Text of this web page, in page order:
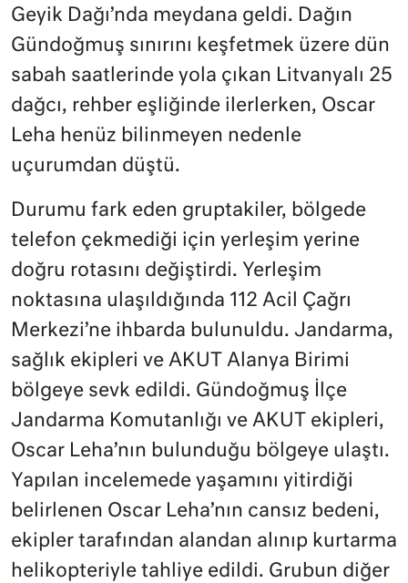
Geyik Dağı’nda meydana geldi. Dağın
Gündoğmuş sınırını keşfetmek üzere dün
sabah saatlerinde yola çıkan Litvanyalı 25
dağcı, rehber eşliğinde ilerlerken, Oscar
Leha henüz bilinmeyen nedenle
uçurumdan düştü.
Durumu fark eden gruptakiler, bölgede
telefon çekmediği için yerleşim yerine
doğru rotasını değiştirdi. Yerleşim
noktasına ulaşıldığında 112 Acil Çağrı
Merkezi’ne ihbarda bulunuldu. Jandarma,
sağlık ekipleri ve AKUT Alanya Birimi
bölgeye sevk edildi. Gündoğmuş İlçe
Jandarma Komutanlığı ve AKUT ekipleri,
Oscar Leha’nın bulunduğu bölgeye ulaştı.
Yapılan incelemede yaşamını yitirdiği
belirlenen Oscar Leha’nın cansız bedeni,
ekipler tarafından alandan alınıp kurtarma
helikopteriyle tahliye edildi. Grubun diğer